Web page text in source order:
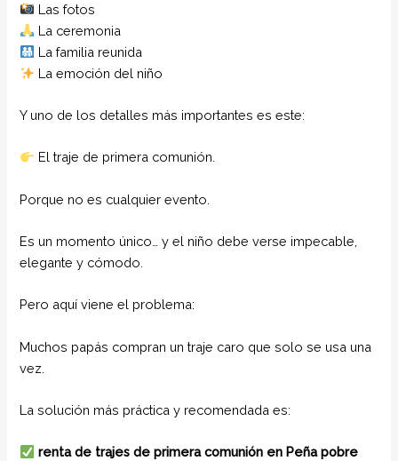
Las fotos
La ceremonia
La familia reunida
La emoción del niño
Y uno de los detalles más importantes es este:
El traje de primera comunión.
Porque no es cualquier evento.
Es un momento único… y el niño debe verse impecable,
elegante y cómodo.
Pero aquí viene el problema:
Muchos papás compran un traje caro que solo se usa una
vez.
La solución más práctica y recomendada es:
renta de trajes de primera comunión en Peña pobre